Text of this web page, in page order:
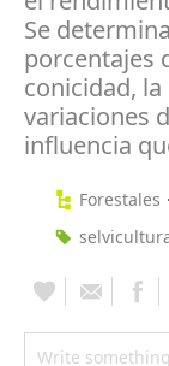
Se
porcentajes
conicidad,
variaciones
influencia
Forestales